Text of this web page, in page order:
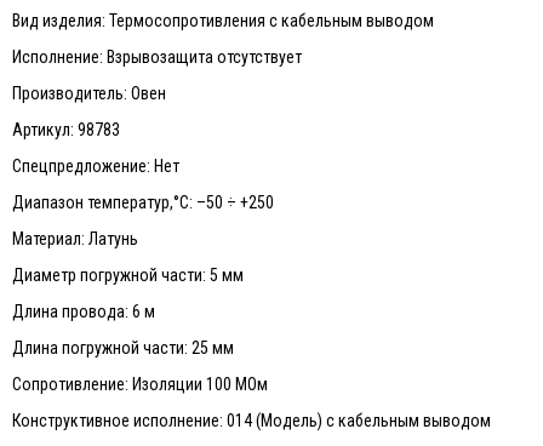
Вид изделия: Термосопротивления с кабельным выводом
Исполнение: Взрывозащита отсутствует
Производитель: Овен
Артикул: 98783
Спецпредложение: Нет
Диапазон температур,°С: –50 ÷ +250
Материал: Латунь
Диаметр погружной части: 5 мм
Длина провода: 6 м
Длина погружной части: 25 мм
Сопротивление: Изоляции 100 МОм
Конструктивное исполнение: 014 (Модель) с кабельным выводом